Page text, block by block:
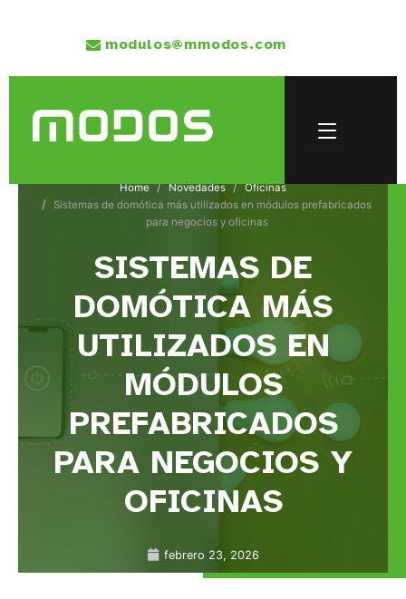
modulos@mmodos.com
Home Novedades
Oficinas
Sistemas de domótica más utilizados en módulos prefabricados
para negocios y oficinas
SISTEMAS DE
DOMÓTICA MÁS
UTILIZADOS EN
MÓDULOS
PREFABRICADOS
PARA NEGOCIOS Y
OFICINAS
febrero 23, 2026